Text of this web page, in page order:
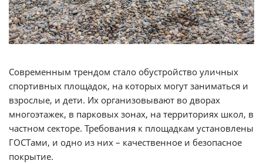
Современным трендом стало обустройство уличных
спортивных площадок, на которых могут заниматься и
взрослые, и дети. Их организовывают во дворах
многоэтажек, в парковых зонах, на территориях школ, в
частном секторе. Требования к площадкам установлены
ГОСТами, и одно из них – качественное и безопасное
покрытие.